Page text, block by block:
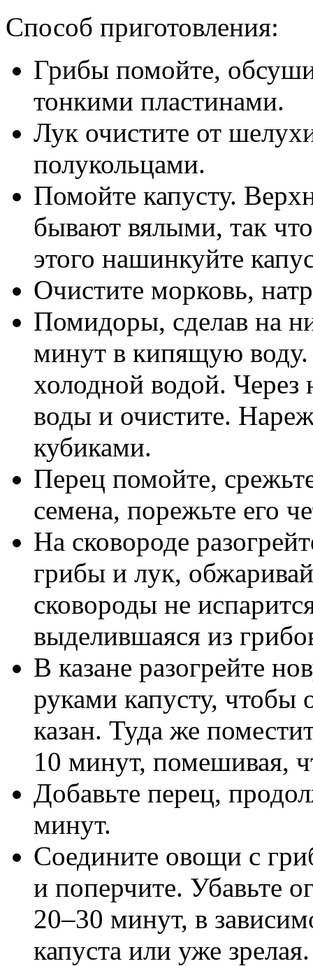
Способ приготовления:
Грибы помойте,
тонкими пластинами.
Лук очистите от
полукольцами.
Помойте капусту.
бывают вялыми, так
этого нашинкуйте
Очистите морковь,
Помидоры, сделав на
минут в кипящую
холодной водой. Через
воды и очистите.
кубиками.
Перец помойте,
семена, порежьте его
На сковороде
грибы и лук,
сковороды не
выделившаяся из
В казане разогрейте
руками капусту, чтобы
казан. Туда же
10 минут, помешивая,
Добавьте перец,
минут.
Соедините овощи с
и поперчите. Убавьте
20–30 минут, в
капуста или уже зрелая.